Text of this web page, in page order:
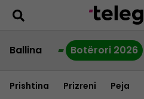
Ballina Botërori 2026
Prishtina Prizreni Peja